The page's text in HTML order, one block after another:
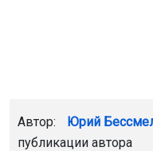
Автор: Юрий
публикации автора